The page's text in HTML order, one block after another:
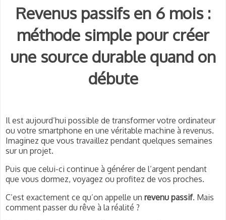
Revenus passifs en 6 mois :
méthode simple pour créer
une source durable quand on
débute
Il est aujourd’hui possible de transformer votre ordinateur
ou votre smartphone en une véritable machine à revenus.
Imaginez que vous travaillez pendant quelques semaines
sur un projet.
Puis que celui-ci continue à générer de l’argent pendant
que vous dormez, voyagez ou profitez de vos proches.
C’est exactement ce qu’on appelle un revenu passif. Mais
comment passer du rêve à la réalité ?